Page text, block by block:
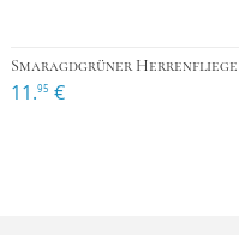
Smaragdgrüner Herrenfliege
11.95 €